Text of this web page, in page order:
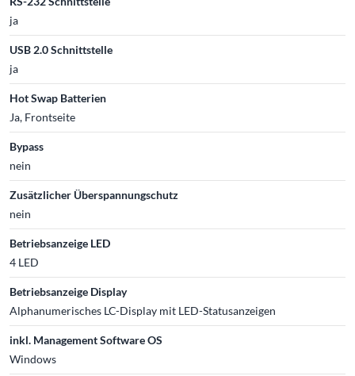
ja
USB 2.0 Schnittstelle
ja
Hot Swap Batterien
Ja, Frontseite
Bypass
nein
Zusätzlicher Überspannungschutz
nein
Betriebsanzeige LED
4 LED
Betriebsanzeige Display
Alphanumerisches LC-Display mit LED-Statusanzeigen
inkl. Management Software OS
Windows